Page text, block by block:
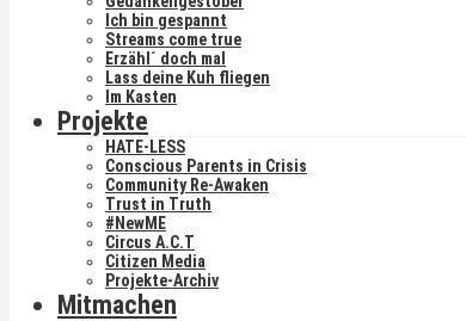
Ich bin gespannt
Streams come true
Erzähl´ doch mal
Lass deine Kuh fliegen
Im Kasten
Projekte
HATE-LESS
Conscious Parents in Crisis
Community Re-Awaken
Trust in Truth
#NewME
Circus A.C.T
Citizen Media
Projekte-Archiv
Mitmachen